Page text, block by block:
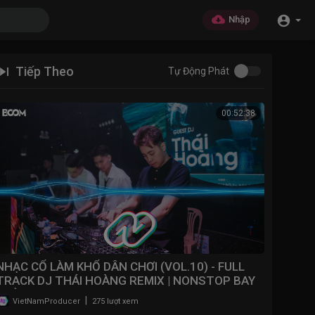
Nhập
Tiếp Theo Tự Động Phát
00:52:38
CỔ LÀM KHỔ DÂN CHƠI (VOL.10) - FULL
DJ THÁI HOÀNG REMIX | NONSTOP BAY
2025
VietNamProducer 275 lượt xem